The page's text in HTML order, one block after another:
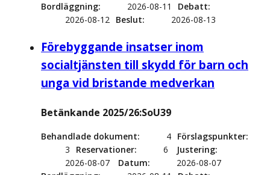
Bordläggning
2026-08-11
Debatt
2026-08-12 Beslut 2026-08-13
Förebyggande insatser inom
socialtjänsten till skydd för barn och
unga vid bristande medverkan
Betänkande 2025/26:SoU39
Behandlade dokument 4 Förslagspunkter
3
Reservationer 6
Justering
2026-08-07
Datum
2026-08-07